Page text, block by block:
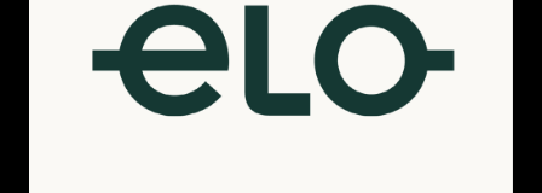
Meus Pedidos
Trocas e Devoluções